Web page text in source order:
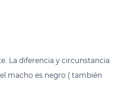
La diferencia y circunstancia
macho es negro ( también